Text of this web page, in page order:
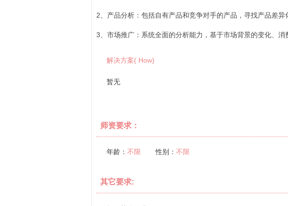
2、产品分析：包括自有产品和竞争对手的产品，寻找产品差异
3、市场推广：系统全面的分析能力，基于市场背景的变化、
解决方案( How)
暂无
师资要求：
年龄： 不限 性别： 不限
其它要求: